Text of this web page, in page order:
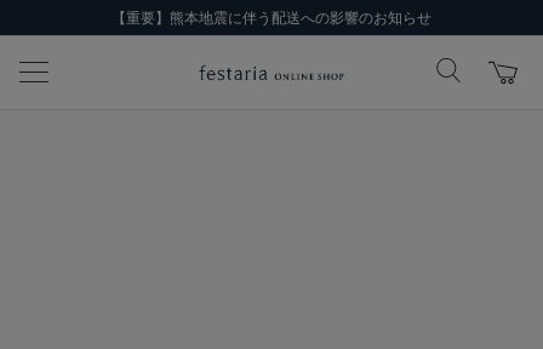
【重要】熊本地震に伴う配送への影響のお知らせ